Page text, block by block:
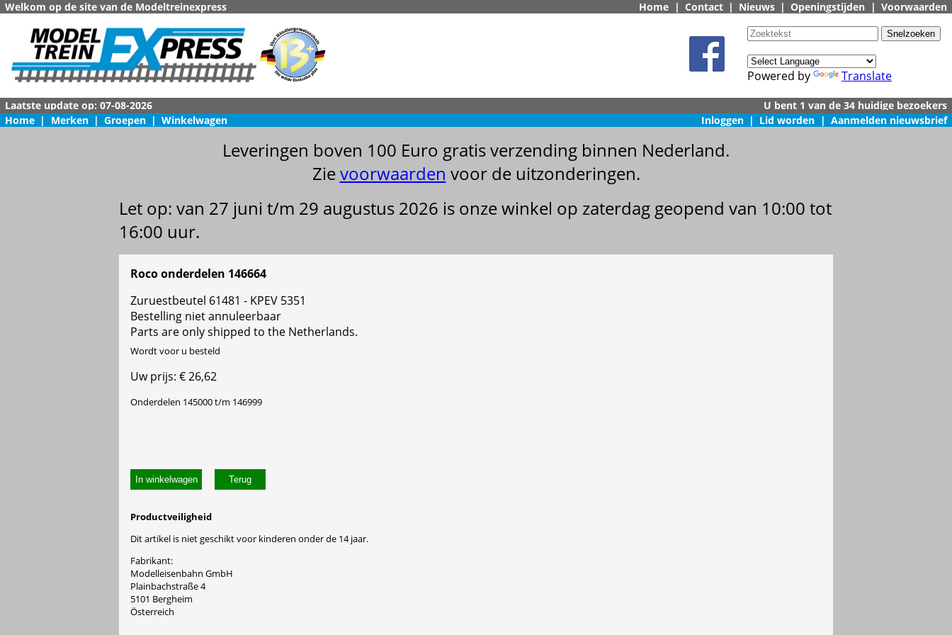
Welkom op de site van de Modeltreinexpress Home | Contact | Nieuws | Openingstijden | Voorwaarden
Powered by Translate
Home | Merken | Groepen | Winkelwagen Inloggen | Lid worden | Aanmelden nieuwsbrief
Leveringen boven 100 Euro gratis verzending binnen Nederland.
Zievoorwaarden voor de uitzonderingen.
Let op: van 27 juni t/m 29 augustus 2026 is onze winkel op zaterdag geopend van 10:00 tot
16:00 uur.
Roco onderdelen 146664
Zuruestbeutel 61481 - KPEV 5351
Bestelling niet annuleerbaar
Parts are only shipped to the Netherlands.
Wordt voor u besteld
Uw prijs: € 26,62
Onderdelen 145000 t/m 146999
In winkelwagen
Productveiligheid
Dit artikel is niet geschikt voor kinderen onder de 14 jaar.
Fabrikant:
Modelleisenbahn GmbH
Plainbachstraße 4
5101 Bergheim
Österreich